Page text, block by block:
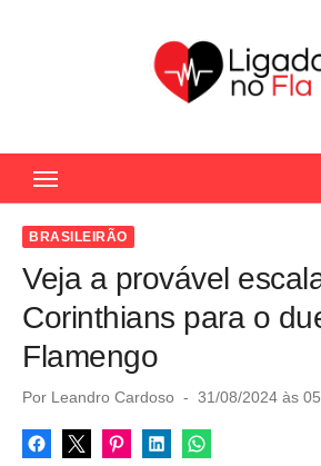
c
BRASILEIRÃO
Veja a provável
Corinthians para o
Flamengo
Por Leandro Cardoso
P
s
t
31/08/2024 às